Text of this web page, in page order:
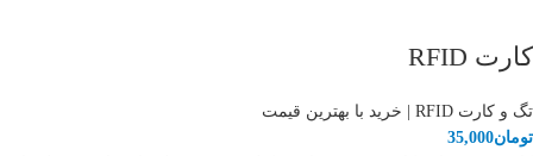
کارت RFID
تگ و کارت RFID | خرید با بهترین قیمت
تومان35,000